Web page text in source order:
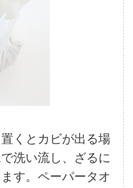
くとカビが出る場
洗い流し、ざるに
す。ペーパータオ